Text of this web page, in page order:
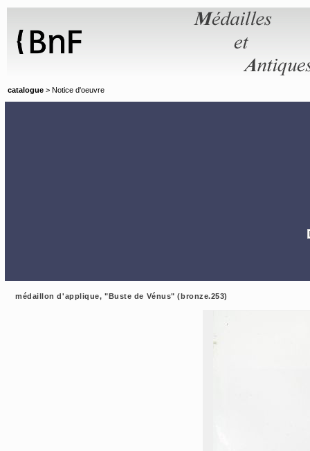
catalogue > Notice d'oeuvre
médaillon d'applique, "Buste de Vénus" (bronze.253)